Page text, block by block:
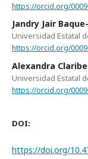
https://orcid.org/
Jandry Jair
Universidad Estatal
https://orcid.org/
Alexandra
Universidad Estatal
https://orcid.org/
DOI:
https://doi.org/